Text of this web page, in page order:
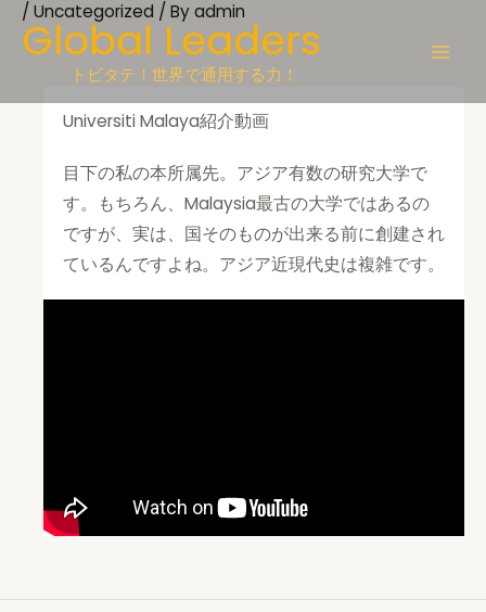
SkipGlobal Leaders
トビタテ！世界で通用する力！
/ Uncategorized / Byadmin
Universiti Malaya紹介動画
目下の私の本所属先。アジア有数の研究大学で
す。もちろん、Malaysia最古の大学ではあるの
ですが、実は、国そのものが出来る前に創建され
ているんですよね。アジア近現代史は複雑です。